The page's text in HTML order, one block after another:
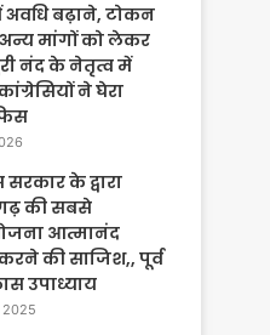
अवधि बढ़ाने, टोकन
मांगों को लेकर
नंद के नेतृत्व में
ने घेरा
सरकार के द्वारा
की सबसे
आत्मानंद
की साजिश,, पूर्व
उपाध्याय
2025